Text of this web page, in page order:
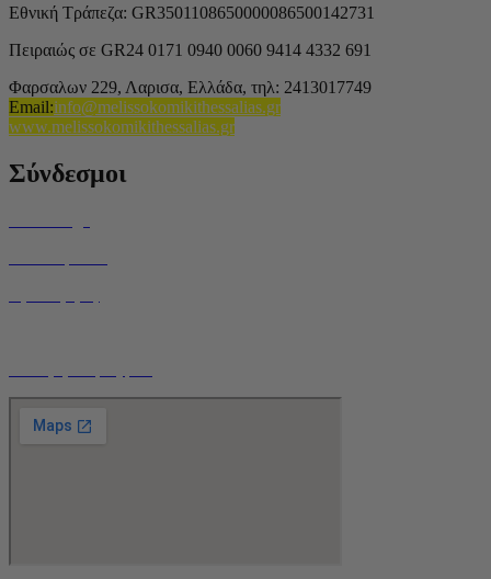
Εθνική Τράπεζα: GR3501108650000086500142731
Πειραιώς σε GR24 0171 0940 0060 9414 4332 691
Φαρσαλων 229, Λαρισα, Ελλάδα, τηλ: 2413017749
Email:info@melissokomikithessalias.gr
www.melissokomikithessalias.gr
Σύνδεσμοι